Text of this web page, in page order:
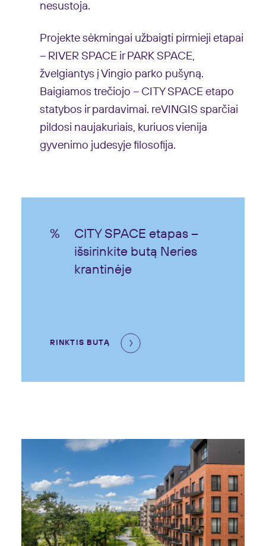
nesustoja.
Projekte sėkmingai užbaigti pirmieji etapai
– RIVER SPACE ir PARK SPACE,
žvelgiantys į Vingio parko pušyną.
Baigiamos trečiojo – CITY SPACE etapo
statybos ir pardavimai. reVINGIS sparčiai
pildosi naujakuriais, kuriuos vienija
gyvenimo judesyje filosofija.
CITY SPACE etapas –
išsirinkite butą Neries
krantinėje
RINKTIS BUTĄ